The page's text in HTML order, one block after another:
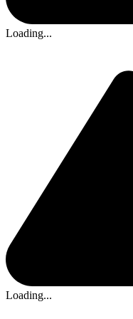
Loading...
Loading...